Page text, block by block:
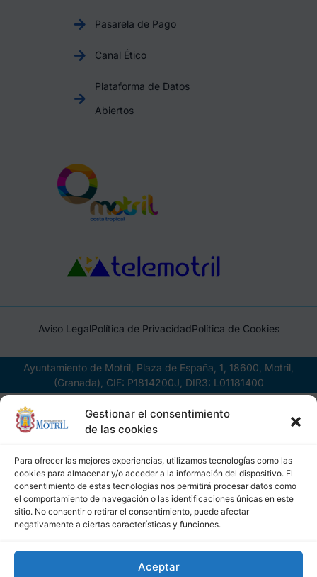
Gestionar el consentimiento
de las cookies
Para ofrecer las mejores experiencias, utilizamos tecnologías como las
cookies para almacenar y/o acceder a la información del dispositivo. El
consentimiento de estas tecnologías nos permitirá procesar datos como
el comportamiento de navegación o las identificaciones únicas en este
sitio. No consentir o retirar el consentimiento, puede afectar
negativamente a ciertas características y funciones.
Aceptar
Pasarela de Pago
Canal Ético
Plataforma de Datos
Abiertos
Aviso LegalPolítica de PrivacidadPolítica de Cookies
Ayuntamiento de Motril, Plaza de España, 1, 18600, Motril,
(Granada), CIF: P1814200J, DIR3: L01181400